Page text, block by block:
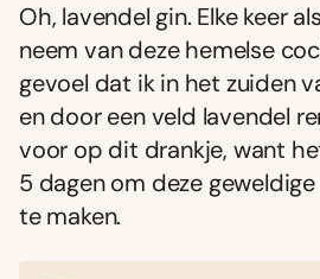
Oh, lavendel gin. Elke keer
neem van deze hemelse
gevoel dat ik in het zuiden
en door een veld lavendel
voor op dit drankje, want
5 dagen om deze
te maken.